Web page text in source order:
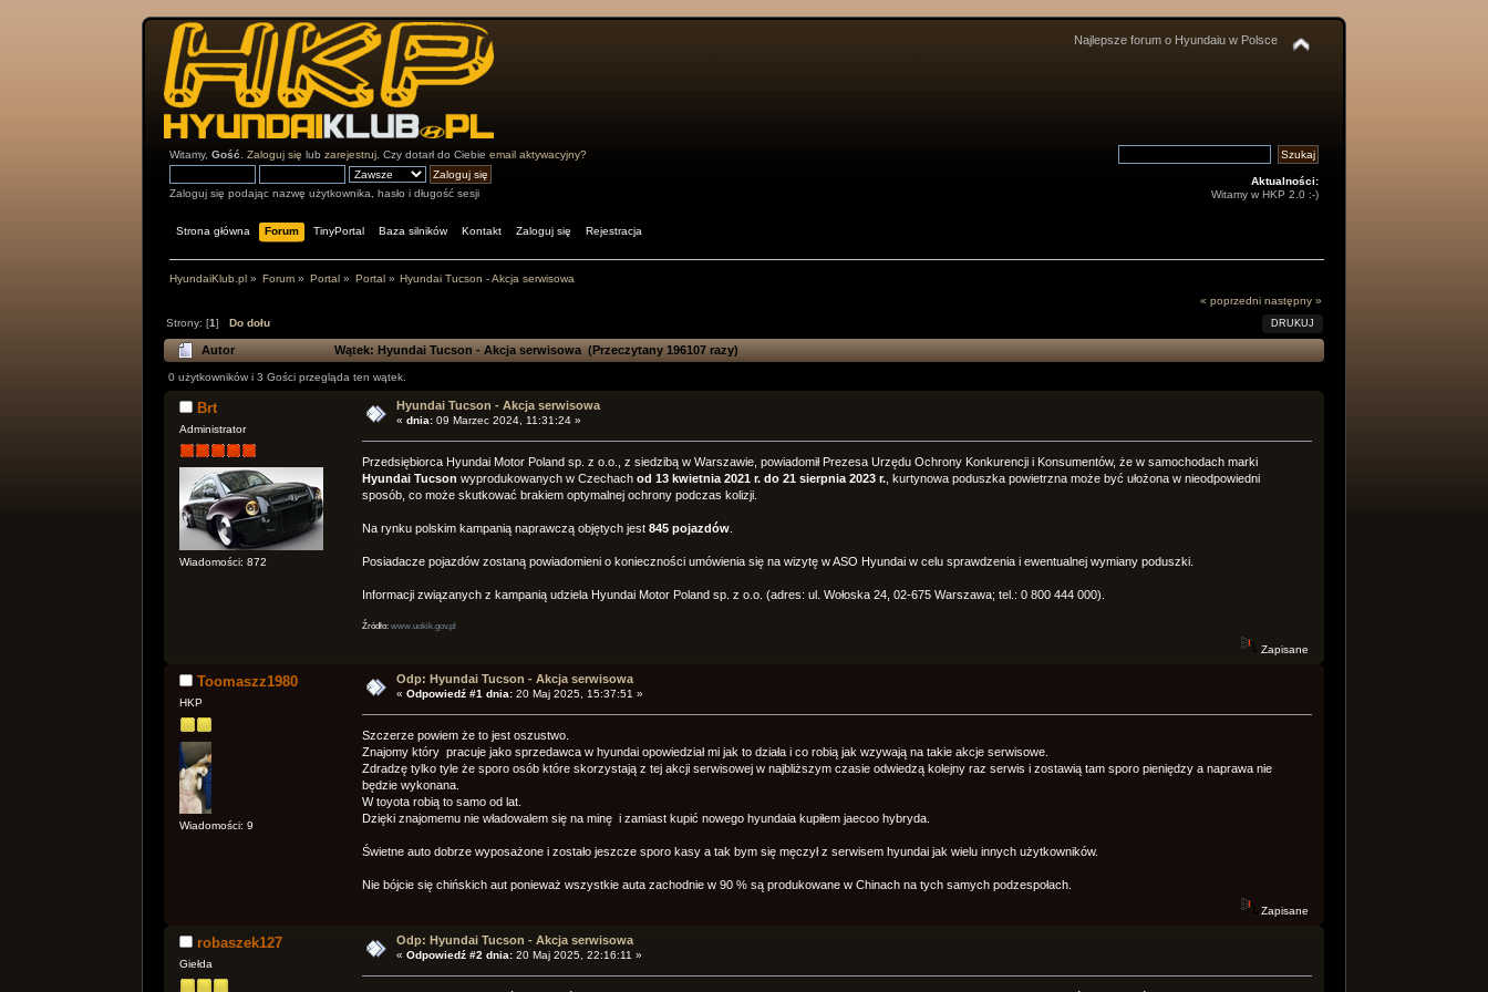
Najlepsze forum o Hyundaiu w Polsce
Witamy, Gość Zaloguj się lub zarejestruj. Czy dotarł do Ciebie email aktywacyjny?
Zaloguj się podając nazwę użytkownika, hasło i długość sesji
Aktualności:
Witamy w HKP 2.0 :-)
Strona główna Forum TinyPortal Baza silników Kontakt Zaloguj się Rejestracja
HyundaiKlub.pl » Forum » Portal» Portal» Hyundai Tucson - Akcja serwisowa
« poprzedni następny »
DRUKUJ
Strony: [1] Do dołu
Autor Wątek: Hyundai Tucson - Akcja serwisowa (Przeczytany 196107 razy)
0 użytkowników i 3 Gości przegląda ten wątek.
Brt
Administrator
Wiadomości: 872
Hyundai Tucson - Akcja serwisowa
«dnia: 09 Marzec 2024, 11:31:24 »
Przedsiębiorca Hyundai Motor Poland sp. z o.o., z siedzibą w Warszawie, powiadomił Prezesa Urzędu Ochrony Konkurencji i Konsumentów, że w samochodach marki
Hyundai Tucson wyprodukowanych w Czechach od 13 kwietnia 2021 r. do 21 sierpnia 2023 r., kurtynowa poduszka powietrzna może być ułożona w nieodpowiedni
sposób, co może skutkować brakiem optymalnej ochrony podczas kolizji.
Na rynku polskim kampanią naprawczą objętych jest 845 pojazdów.
Posiadacze pojazdów zostaną powiadomieni o konieczności umówienia się na wizytę w ASO Hyundai w celu sprawdzenia i ewentualnej wymiany poduszki.
Informacji związanych z kampanią udziela Hyundai Motor Poland sp. z o.o. (adres: ul. Wołoska 24, 02-675 Warszawa; tel.: 0 800 444 000).
Źródło: www.uokik.gov.pl
Zapisane
Toomaszz1980
HKP
Wiadomości: 9
Odp: Hyundai Tucson - Akcja serwisowa
«Odpowiedź #1 dnia: 20 Maj 2025, 15:37:51 »
Szczerze powiem że to jest oszustwo.
Znajomy który pracuje jako sprzedawca w hyundai opowiedział mi jak to działa i co robią jak wzywają na takie akcje serwisowe.
Zdradzę tylko tyle że sporo osób które skorzystają z tej akcji serwisowej w najbliższym czasie odwiedzą kolejny raz serwis i zostawią tam sporo pieniędzy a naprawa nie
będzie wykonana.
W toyota robią to samo od lat.
Dzięki znajomemu nie władowalem się na minę i zamiast kupić nowego hyundaia kupiłem jaecoo hybryda.
Świetne auto dobrze wyposażone i zostało jeszcze sporo kasy a tak bym się męczył z serwisem hyundai jak wielu innych użytkowników.
Nie bójcie się chińskich aut ponieważ wszystkie auta zachodnie w 90 % są produkowane w Chinach na tych samych podzespołach.
Zapisane
robaszek127
Giełda
Odp: Hyundai Tucson - Akcja serwisowa
«Odpowiedź #2 dnia: 20 Maj 2025, 22:16:11 »